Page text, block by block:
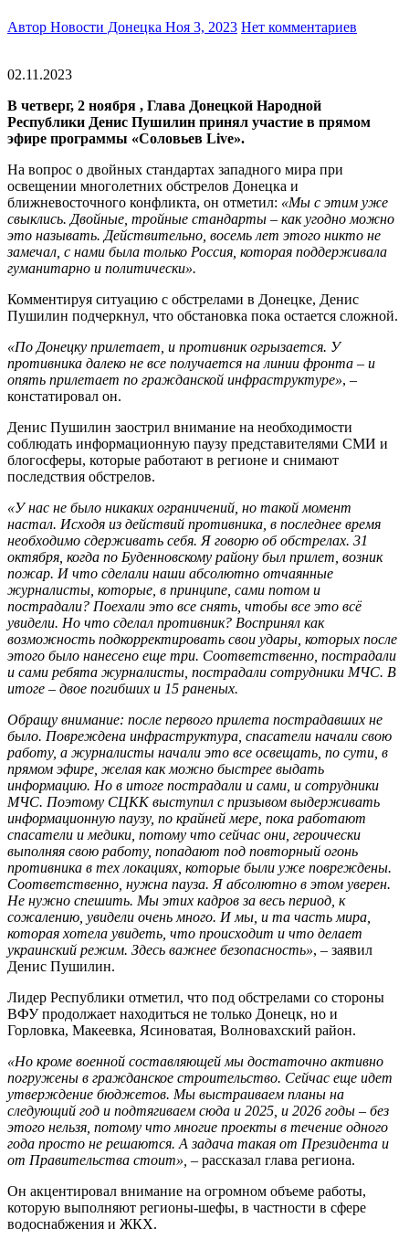
Автор Новости Донецка Ноя 3, 2023 Нет комментариев
02.11.2023
В четверг, 2 ноября , Глава Донецкой Народной
Республики Денис Пушилин принял участие в прямом
эфире программы «Соловьев Live».
На вопрос о двойных стандартах западного мира при
освещении многолетних обстрелов Донецка и
ближневосточного конфликта, он отметил: «Мы с этим уже
свыклись. Двойные, тройные стандарты – как угодно можно
это называть. Действительно, восемь лет этого никто не
замечал, с нами была только Россия, которая поддерживала
гуманитарно и политически».
Комментируя ситуацию с обстрелами в Донецке, Денис
Пушилин подчеркнул, что обстановка пока остается сложной.
«По Донецку прилетает, и противник огрызается. У
противника далеко не все получается на линии фронта – и
опять прилетает по гражданской инфраструктуре», –
констатировал он.
Денис Пушилин заострил внимание на необходимости
соблюдать информационную паузу представителями СМИ и
блогосферы, которые работают в регионе и снимают
последствия обстрелов.
«У нас не было никаких ограничений, но такой момент
настал. Исходя из действий противника, в последнее время
необходимо сдерживать себя. Я говорю об обстрелах. 31
октября, когда по Буденновскому району был прилет, возник
пожар. И что сделали наши абсолютно отчаянные
журналисты, которые, в принципе, сами потом и
пострадали? Поехали это все снять, чтобы все это всё
увидели. Но что сделал противник? Воспринял как
возможность подкорректировать свои удары, которых после
этого было нанесено еще три. Соответственно, пострадали
и сами ребята журналисты, пострадали сотрудники МЧС. В
итоге – двое погибших и 15 раненых.
Обращу внимание: после первого прилета пострадавших не
было. Повреждена инфраструктура, спасатели начали свою
работу, а журналисты начали это все освещать, по сути, в
прямом эфире, желая как можно быстрее выдать
информацию. Но в итоге пострадали и сами, и сотрудники
МЧС. Поэтому СЦКК выступил с призывом выдерживать
информационную паузу, по крайней мере, пока работают
спасатели и медики, потому что сейчас они, героически
выполняя свою работу, попадают под повторный огонь
противника в тех локациях, которые были уже повреждены.
Соответственно, нужна пауза. Я абсолютно в этом уверен.
Не нужно спешить. Мы этих кадров за весь период, к
сожалению, увидели очень много. И мы, и та часть мира,
которая хотела увидеть, что происходит и что делает
украинский режим. Здесь важнее безопасность», – заявил
Денис Пушилин.
Лидер Республики отметил, что под обстрелами со стороны
ВФУ продолжает находиться не только Донецк, но и
Горловка, Макеевка, Ясиноватая, Волновахский район.
«Но кроме военной составляющей мы достаточно активно
погружены в гражданское строительство. Сейчас еще идет
утверждение бюджетов. Мы выстраиваем планы на
следующий год и подтягиваем сюда и 2025, и 2026 годы – без
этого нельзя, потому что многие проекты в течение одного
года просто не решаются. А задача такая от Президента и
от Правительства стоит», – рассказал глава региона.
Он акцентировал внимание на огромном объеме работы,
которую выполняют регионы-шефы, в частности в сфере
водоснабжения и ЖКХ.